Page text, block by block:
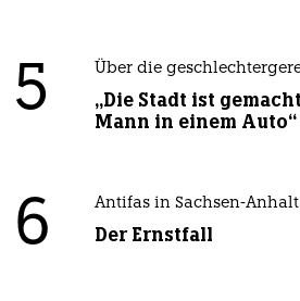
5 Über die
„Die Stadt ist
Mann in einem Auto“
6 Antifas in Sachsen-Anhalt
Der Ernstfall